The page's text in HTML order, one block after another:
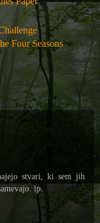
Four Seasons
stvari, ki sem jih
lp.